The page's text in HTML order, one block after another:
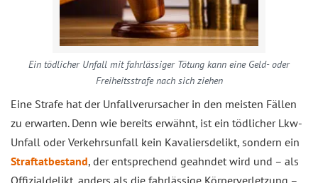
Ein tödlicher Unfall mit fahrlässiger Tötung kann eine Geld- oder
Freiheitsstrafe nach sich ziehen
Eine Strafe hat der Unfallverursacher in den meisten Fällen
zu erwarten. Denn wie bereits erwähnt, ist ein tödlicher Lkw-
Unfall oder Verkehrsunfall kein Kavaliersdelikt, sondern ein
Straftatbestand, der entsprechend geahndet wird und – als
Offizialdelikt, anders als die fahrlässige Körperverletzung –